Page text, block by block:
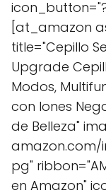
[at_amazon
title="Cepillo
Upgrade
Modos,
con Iones
de Belleza"
amazon.com/
pg"
en Amazon"